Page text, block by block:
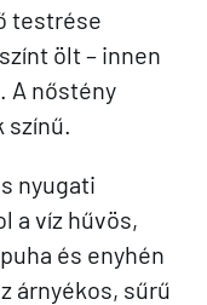
testrése
ölt – innen
A nőstény
nyugati
a víz hűvös,
és enyhén
árnyékos, sűrű